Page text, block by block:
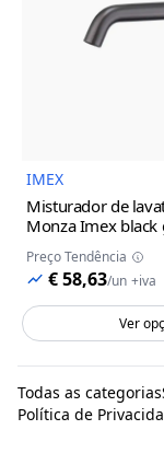
IMEX
Misturador de
Monza Imex black
Preço Tendência
€ 58,63/un +iva
Ver
Todas as categorias
Política de